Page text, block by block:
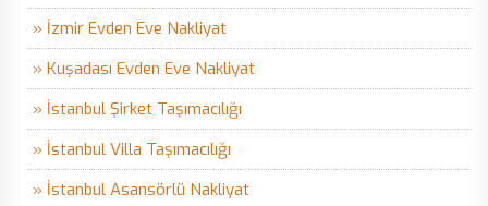
» İzmir Evden Eve Nakliyat
» Kuşadası Evden Eve Nakliyat
» İstanbul Şirket Taşımacılığı
» İstanbul Villa Taşımacılığı
» İstanbul Asansörlü Nakliyat